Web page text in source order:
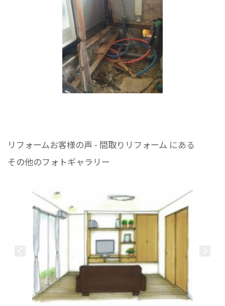
リフォームお客様の声 - 間取りリフォーム にある
その他のフォトギャラリー